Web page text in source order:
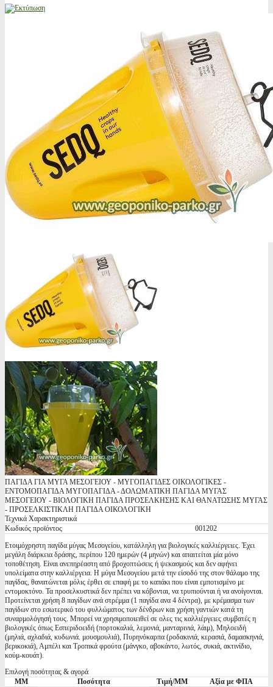
ΠΑΓΙΔΑ ΓΙΑ ΜΥΓΑ ΜΕΣΟΓΕΙΟΥ - ΜΥΓΟΠΑΓΙΔΕΣ ΟΙΚΟΛΟΓΙΚΕΣ -
ΕΝΤΟΜΟΠΑΓΙΔΑ ΜΥΓΟΠΑΓΙΔΑ - ΔΟΛΩΜΑΤΙΚΗ ΠΑΓΙΔΑ ΜΥΓΑΣ
ΜΕΣΟΓΕΙΟΥ - ΒΙΟΛΟΓΙΚΗ ΠΑΓΙΔΑ ΠΡΟΣΕΛΚΗΣΗΣ ΚΑΙ ΘΑΝΑΤΩΣΗΣ ΜΥΓΑΣ
- ΠΡΟΣΕΛΚΙΣΤΙΚΛΗ ΠΑΓΙΔΑ ΟΙΚΟΛΟΓΙΚΗ
Τεχνικά Χαρακτηριστικά
Κωδικός προϊόντος
001202
Ετοιμόχρηστη παγίδα μύγας Μεσογείου, κατάλληλη για βιολογικές καλλιέργειες. Έχει
μεγάλη διάρκεια δράσης, περίπου 120 ημερών (4 μηνών) και απαιτείται μία μόνο
τοποθέτηση. Είναι ανεπηρέαστη από βροχοπτώσεις ή ψεκασμούς και δεν αφήνει
υπολείματα στην καλλιέργεια. Η μύγα Μεσογείου μετά την είσοδό της στον θάλαμο της
παγίδας, θανατώνεται μόλις έρθει σε επαφή με το καπάκι που είναι εμποτισμένο με
εντομοκτόνο. Τα προσελκυστικά δεν πρέπει να κόβονται, να τρυπιούνται ή να ανοίγονται.
Προτείνεται χρήση 8 παγίδων ανά στρέμμα (1 παγίδα ανα 4 δέντρα), με κρέμασμα των
παγίδων στο εσωτερικό του φυλλώματος των δένδρων και χρήση γαντιών κατά τη
συναρμολόγησή τους. Μπορεί να χρησιμοποιειθεί σε ολες τις καλλιέργειες συμβατές η
βιολογικές όπως Εσπεριδοειδή (πορτοκαλιά, λεμονιά, μανταρινιά, λάιμ), Μηλοειδή
(μηλιά, αχλαδιά, κυδωνιά. μουσμουλιά), Πυρηνόκαρπα (ροδακινιά, κερασιά, δαμασκηνιά,
βερικοκιά), Αμπέλι και Τροπικά φρούτα (μάνγκο, αβοκάντο, λωτός, συκιά, ακτινίδιο,
κούμ-κουάτ).
Επιλογή ποσότητας & αγορά
ΜΜ
Ποσότητα Τιμή/ΜΜ Αξία με ΦΠΑ